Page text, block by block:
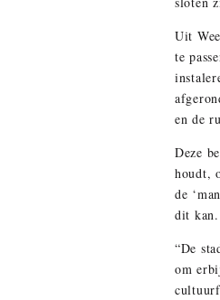
Uit
te
en de
Deze
houdt,
de
dit kan.
“De
om